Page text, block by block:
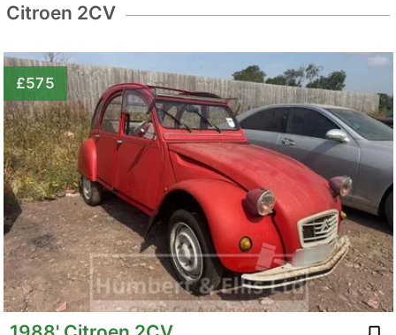
Citroen 2CV
£575